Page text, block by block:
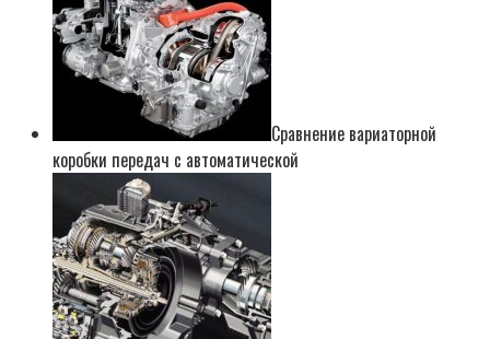
Сравнение вариаторной
коробки передач с автоматической